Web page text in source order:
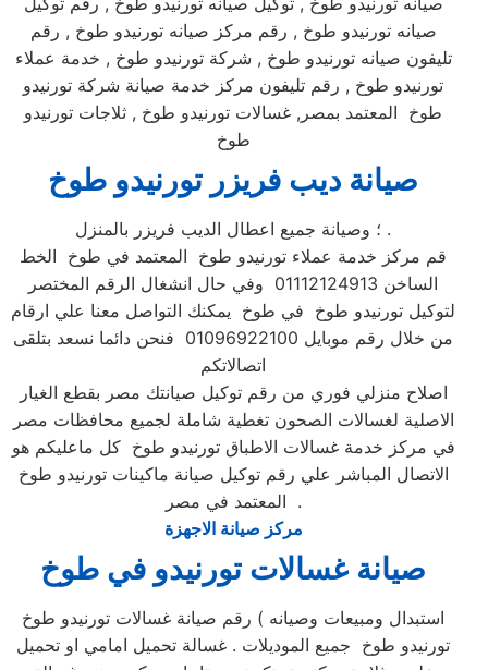
صيانه تورنيدو طوخ , رقم مركز صيانه تورنيدو طوخ , رقم
تليفون صيانه تورنيدو طوخ , شركة تورنيدو طوخ , خدمة عملاء
تورنيدو طوخ , رقم تليفون مركز خدمة صيانة شركة تورنيدو
طوخ المعتمد بمصر, غسالات تورنيدو طوخ , ثلاجات تورنيدو
طوخ
صيانة ديب فريزر تورنيدو طوخ
؛ وصيانة جميع اعطال الديب فريزر بالمنزل .
قم مركز خدمة عملاء تورنيدو طوخ المعتمد في طوخ الخط
الساخن 01112124913 وفي حال انشغال الرقم المختصر
لتوكيل تورنيدو طوخ في طوخ يمكنك التواصل معنا علي ارقام
من خلال رقم موبايل 01096922100 فنحن دائما نسعد بتلقى
اتصالاتكم
اصلاح منزلي فوري من رقم توكيل صيانتك مصر بقطع الغيار
الاصلية لغسالات الصحون تغطية شاملة لجميع محافظات مصر
في مركز خدمة غسالات الاطباق تورنيدو طوخ كل ماعليكم هو
الاتصال المباشر علي رقم توكيل صيانة ماكينات تورنيدو طوخ
المعتمد في مصر .
مركز صيانة الاجهزة
صيانة غسالات تورنيدو في طوخ
رقم صيانة غسالات تورنيدو طوخ ( استبدال ومبيعات وصيانه
تورنيدو طوخ جميع الموديلات . غسالة تحميل امامي او تحميل